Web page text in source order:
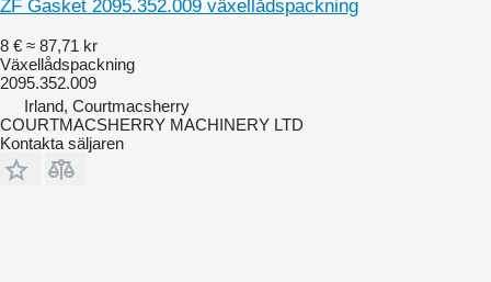
ZF Gasket 2095.352.009 växellådspackning
8 € ≈ 87,71 kr
Växellådspackning
2095.352.009
Irland, Courtmacsherry
COURTMACSHERRY MACHINERY LTD
Kontakta säljaren